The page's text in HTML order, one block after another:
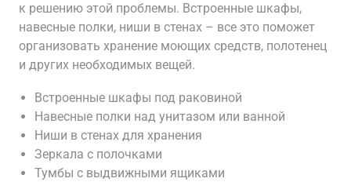
к решению этой проблемы. Встроенные шкафы,
навесные полки, ниши в стенах – все это поможет
организовать хранение моющих средств, полотенец
и других необходимых вещей.
Встроенные шкафы под раковиной
Навесные полки над унитазом или ванной
Ниши в стенах для хранения
Зеркала с полочками
Тумбы с выдвижными ящиками